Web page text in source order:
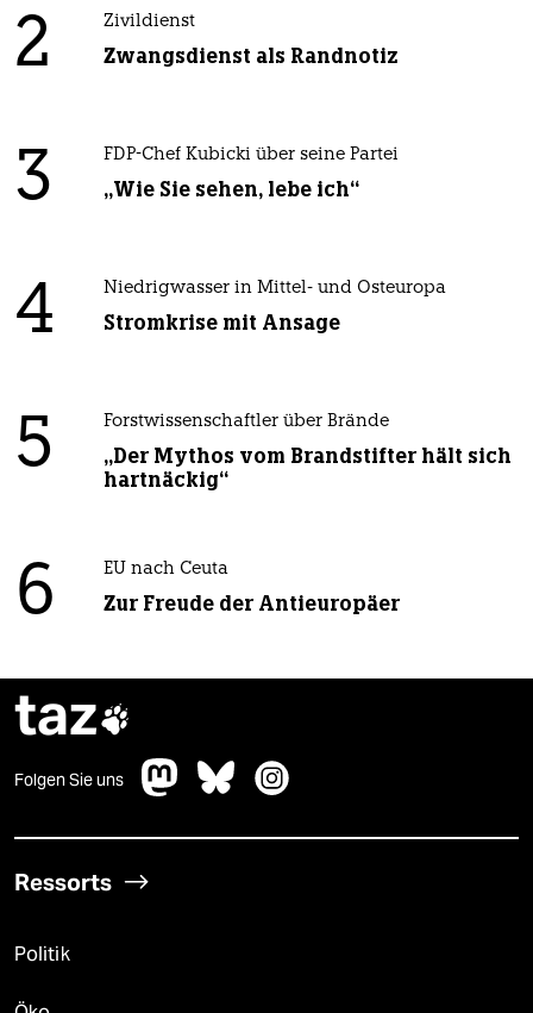
2 Zivildienst
Zwangsdienst als Randnotiz
3 FDP-Chef Kubicki über seine Partei
„Wie Sie sehen, lebe ich“
4 Niedrigwasser in Mittel- und Osteuropa
Stromkrise mit Ansage
5 Forstwissenschaftler über Brände
„Der Mythos vom Brandstifter hält sich
hartnäckig“
6 EU nach Ceuta
Zur Freude der Antieuropäer
taz
Folgen Sie uns
Ressorts
Politik